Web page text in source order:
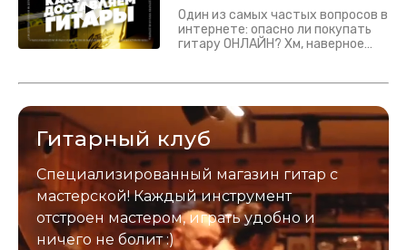
Один из самых частых вопросов в
интернете: опасно ли покупать
гитару ОНЛАЙН? Хм, наверное
застрахован. Случись что -
Гитарный клуб
Специализированный магазин гитар с
мастерской! Каждый инструмент
отстроен мастером, играть удобно и
ничего не болит :)